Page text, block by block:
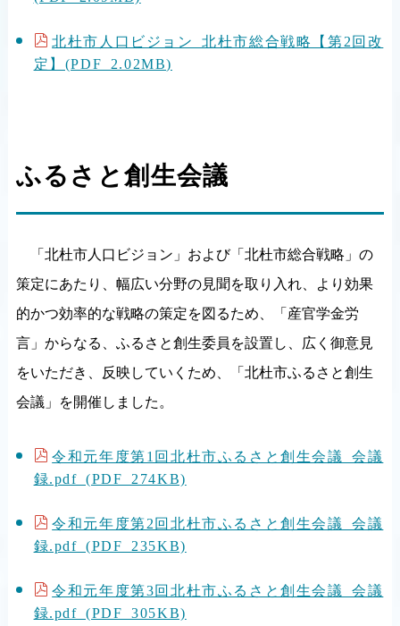
北杜市人口ビジョン 北杜市総合戦略【第2回改
定】(PDF 2.02MB)
ふるさと創生会議
「北杜市人口ビジョン」および「北杜市総合戦略」の
策定にあたり、幅広い分野の見聞を取り入れ、より効果
的かつ効率的な戦略の策定を図るため、「産官学金労
言」からなる、ふるさと創生委員を設置し、広く御意見
をいただき、反映していくため、「北杜市ふるさと創生
会議」を開催しました。
令和元年度第1回北杜市ふるさと創生会議 会議
録.pdf (PDF 274KB)
令和元年度第2回北杜市ふるさと創生会議 会議
録.pdf (PDF 235KB)
令和元年度第3回北杜市ふるさと創生会議 会議
録.pdf (PDF 305KB)